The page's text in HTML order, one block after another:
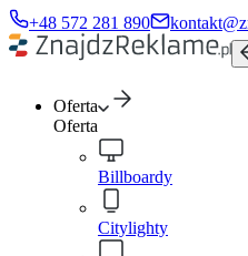
+48 572 281 890
Oferta
Oferta
Billboardy
Citylighty